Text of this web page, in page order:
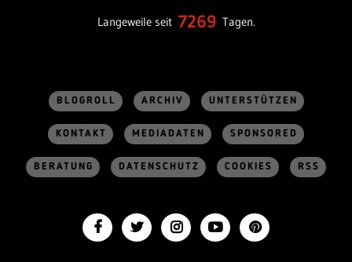
Langeweile seit 7269 Tagen.
BLOGROLL ARCHIV UNTERSTÜTZEN
KONTAKT MEDIADATEN SPONSORED
BERATUNG DATENSCHUTZ COOKIES RSS